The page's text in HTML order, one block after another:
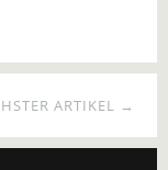
ARTIKEL →